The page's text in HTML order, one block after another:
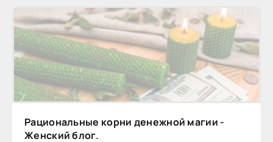
Рациональные корни денежной магии -
Женский блог.